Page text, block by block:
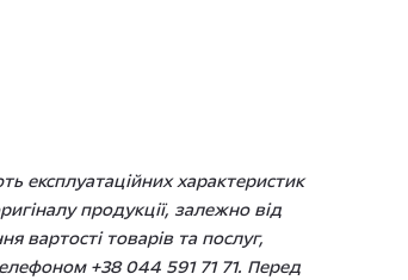
експлуатаційних характеристик
продукції, залежно від
вартості товарів та послуг,
+38 044 591 71 71. Перед